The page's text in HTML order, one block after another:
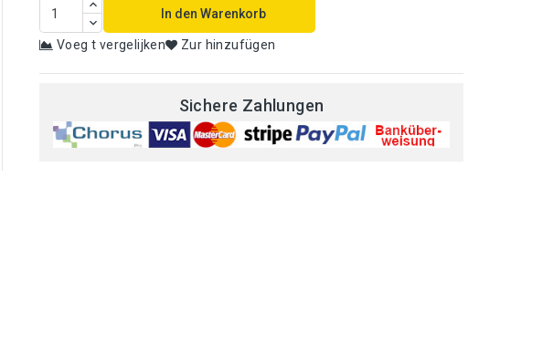
In den Warenkorb
Voeg t vergelijken Zur hinzufügen
Sichere Zahlungen